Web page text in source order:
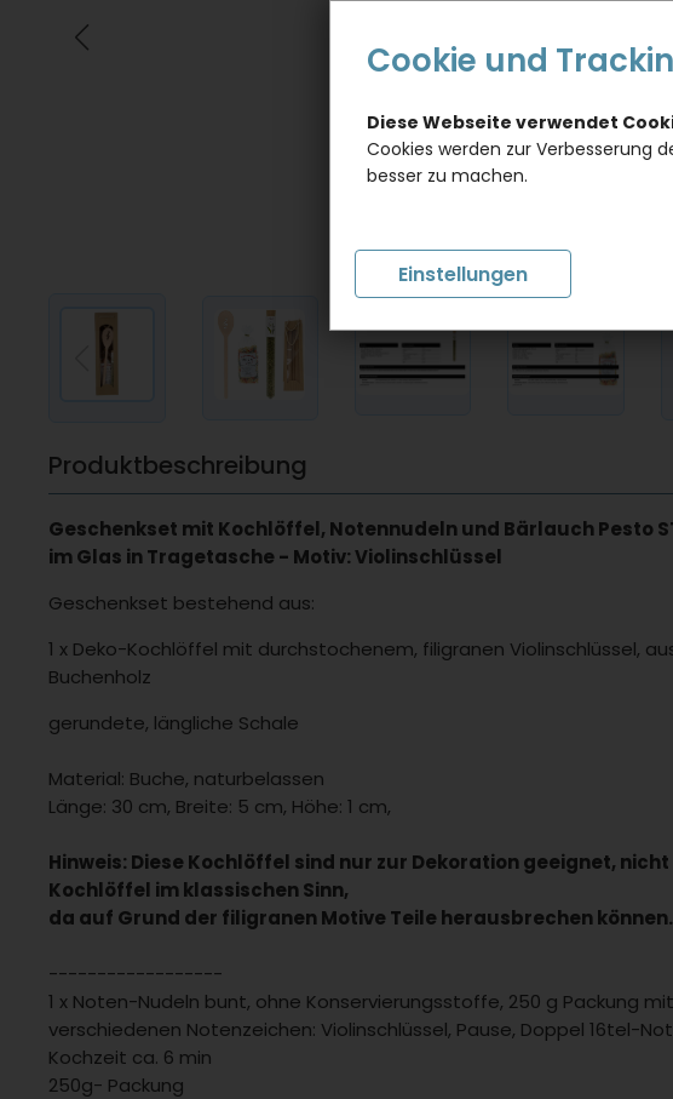
Produktbeschreibung
Geschenkset mit Kochlöffel, Notennudeln und Bärlauch Pesto
im Glas in Tragetasche - Motiv: Violinschlüssel
Geschenkset bestehend aus:
1 x Deko-Kochlöffel mit durchstochenem, filigranen Violinschlüssel,
Buchenholz
gerundete, längliche Schale
Material: Buche, naturbelassen
Länge: 30 cm, Breite: 5 cm, Höhe: 1 cm,
Hinweis: Diese Kochlöffel sind nur zur Dekoration geeignet,
Kochlöffel im klassischen Sinn,
da auf Grund der filigranen Motive Teile herausbrechen können.
------------------
1 x Noten-Nudeln bunt, ohne Konservierungsstoffe, 250 g Packung mit
verschiedenen Notenzeichen: Violinschlüssel, Pause, Doppel 16tel-
Kochzeit ca. 6 min
250g- Packung
Cookie und
Diese Webseite verwendet
Cookies werden zur Verbesserung
besser zu machen.
Einstellungen